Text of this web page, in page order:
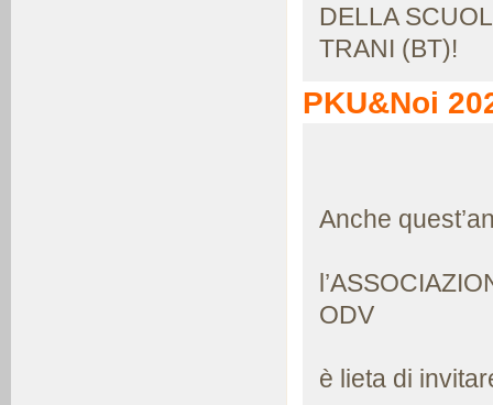
DELLA
TRANI (BT)!
PKU&Noi
Anche
ODV
è lieta di